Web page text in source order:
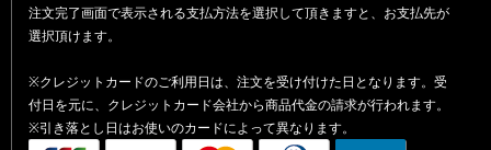
注文完了画面で表示される支払方法を選択して頂きますと、お支払先が
選択頂けます。
※クレジットカードのご利用日は、注文を受け付けた日となります。受
付日を元に、クレジットカード会社から商品代金の請求が行われます。
※引き落とし日はお使いのカードによって異なります。